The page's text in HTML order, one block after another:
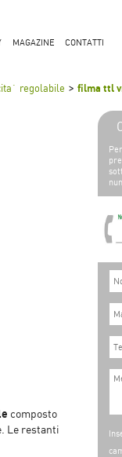
MAGAZINE CONTATTI
regolabile > filma ttl
composto
Le restanti